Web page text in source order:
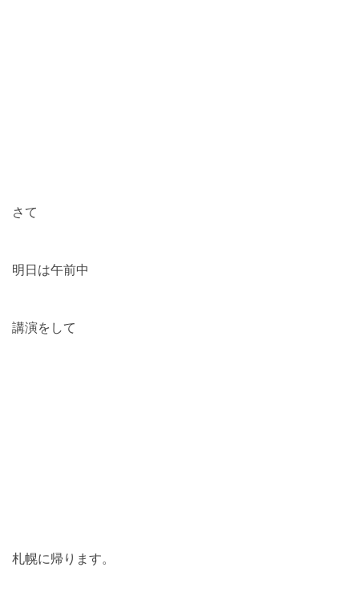
さて
明日は午前中
講演をして
札幌に帰ります。